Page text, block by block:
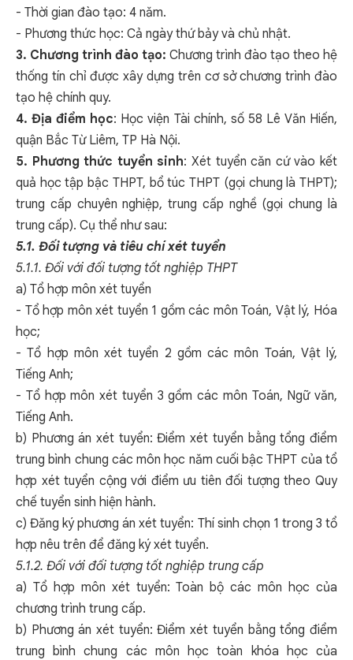
- Thời gian đào tạo: 4 năm.
- Phương thức học: Cả ngày thứ bảy và chủ nhật.
3. Chương trình đào tạo: Chương trình đào tạo theo hệ
thống tín chỉ được xây dựng trên cơ sở chương trình đào
tạo hệ chính quy.
4. Địa điểm học: Học viện Tài chính, số 58 Lê Văn Hiến,
quận Bắc Từ Liêm, TP Hà Nội.
5. Phương thức tuyển sinh: Xét tuyển căn cứ vào kết
quả học tập bậc THPT, bổ túc THPT (gọi chung là THPT);
trung cấp chuyên nghiệp, trung cấp nghề (gọi chung là
trung cấp). Cụ thể như sau:
5.1. Đối tượng và tiêu chí xét tuyển
5.1.1. Đối với đối tượng tốt nghiệp THPT
a) Tổ hợp môn xét tuyển
- Tổ hợp môn xét tuyển 1 gồm các môn Toán, Vật lý, Hóa
học;
- Tổ hợp môn xét tuyển 2 gồm các môn Toán, Vật lý,
Tiếng Anh;
- Tổ hợp môn xét tuyển 3 gồm các môn Toán, Ngữ văn,
Tiếng Anh.
b) Phương án xét tuyển: Điểm xét tuyển bằng tổng điểm
trung bình chung các môn học năm cuối bậc THPT của tổ
hợp xét tuyển cộng với điểm ưu tiên đối tượng theo Quy
chế tuyển sinh hiện hành.
c) Đăng ký phương án xét tuyển: Thí sinh chọn 1 trong 3 tổ
hợp nêu trên để đăng ký xét tuyển.
5.1.2. Đối với đối tượng tốt nghiệp trung cấp
a) Tổ hợp môn xét tuyển: Toàn bộ các môn học của
chương trình trung cấp.
b) Phương án xét tuyển: Điểm xét tuyển bằng tổng điểm
trung bình chung các môn học toàn khóa học của